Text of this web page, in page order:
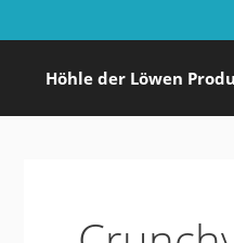
Höhle der Löwen